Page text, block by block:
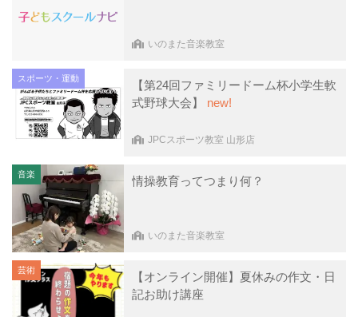
いのまた音楽教室
スポーツ・運動
【第24回ファミリードーム杯小学生軟
式野球大会】 new!
JPCスポーツ教室 山形店
音楽 情操教育ってつまり何？
いのまた音楽教室
芸術
【オンライン開催】夏休みの作文・日
記お助け講座